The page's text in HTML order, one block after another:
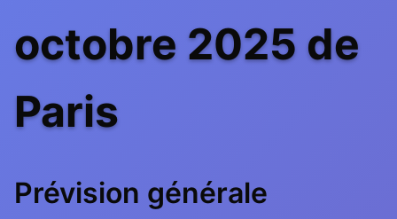
octobre 2025 de
Paris
Prévision générale